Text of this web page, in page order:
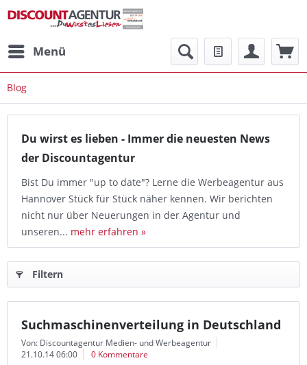
Menü
Blog
Du wirst es lieben - Immer die neuesten News
der Discountagentur
Bist Du immer "up to date"? Lerne die Werbeagentur aus
Hannover Stück für Stück näher kennen. Wir berichten
nicht nur über Neuerungen in der Agentur und
unseren... mehr erfahren »
Filtern
Suchmaschinenverteilung in Deutschland
Von: Discountagentur Medien- und Werbeagentur
21.10.14 06:00
0 Kommentare